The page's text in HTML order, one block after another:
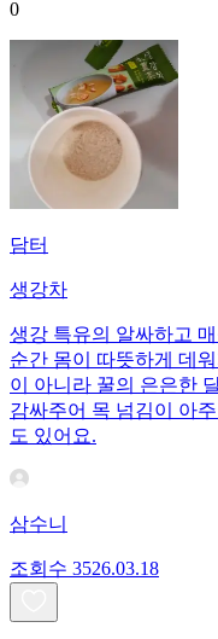
0
담터
생강차
생강 특유의 알싸하고
순간 몸이 따뜻하게 데
이 아니라 꿀의 은은한
감싸주어 목 넘김이 아
도 있어요.
삼수니
조회수 3526.03.18